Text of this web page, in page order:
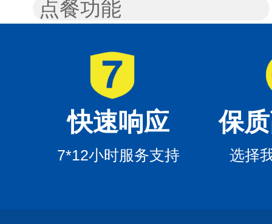
点餐功能
快速响应
7*12小时服务支持
保
选择